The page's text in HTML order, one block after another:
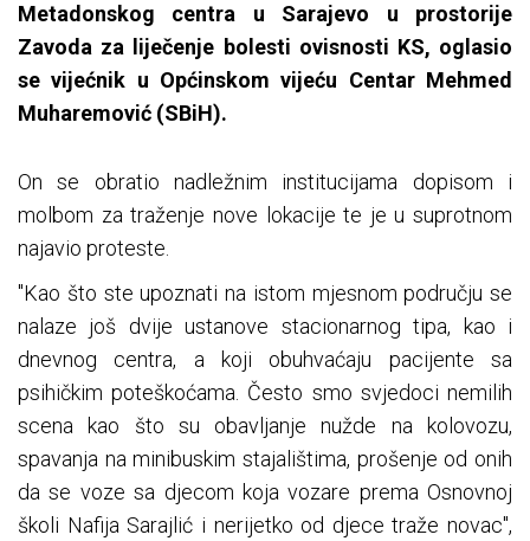
Metadonskog centra u Sarajevo u prostorije
Zavoda za liječenje bolesti ovisnosti KS, oglasio
se vijećnik u Općinskom vijeću Centar Mehmed
Muharemović (SBiH).
On se obratio nadležnim institucijama dopisom i
molbom za traženje nove lokacije te je u suprotnom
najavio proteste.
"Kao što ste upoznati na istom mjesnom području se
nalaze još dvije ustanove stacionarnog tipa, kao i
dnevnog centra, a koji obuhvaćaju pacijente sa
psihičkim poteškoćama. Često smo svjedoci nemilih
scena kao što su obavljanje nužde na kolovozu,
spavanja na minibuskim stajalištima, prošenje od onih
da se voze sa djecom koja vozare prema Osnovnoj
školi Nafija Sarajlić i nerijetko od djece traže novac",